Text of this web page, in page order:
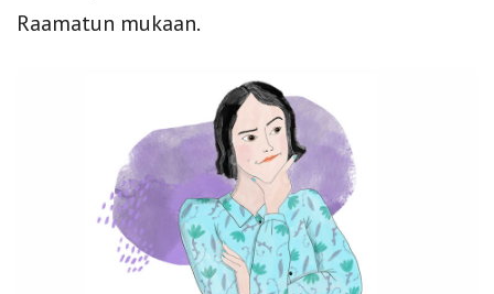
Raamatun mukaan.